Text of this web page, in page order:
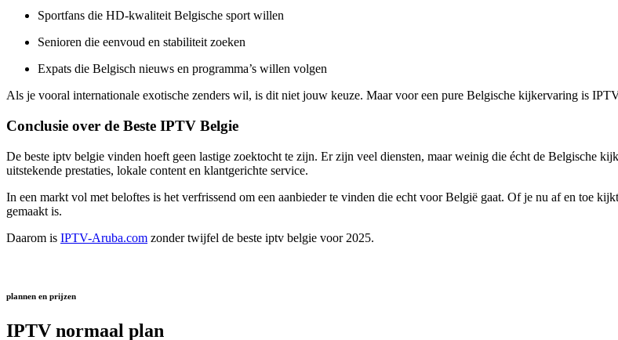
Sportfans die HD-kwaliteit Belgische sport willen
Senioren die eenvoud en stabiliteit zoeken
Expats die Belgisch nieuws en programma’s willen volgen
Als je vooral internationale exotische zenders wil, is dit niet jouw keuze. Maar voor een pure Belgische kijkervaring is
Conclusie over de Beste IPTV Belgie
De beste iptv belgie vinden hoeft geen lastige zoektocht te zijn. Er zijn veel diensten, maar weinig die écht de Belgische
uitstekende prestaties, lokale content en klantgerichte service.
In een markt vol met beloftes is het verfrissend om een aanbieder te vinden die echt voor België gaat. Of je nu af en toe
gemaakt is.
Daarom is IPTV-Aruba.com zonder twijfel de beste iptv belgie voor 2025.
plannen en prijzen
IPTV normaal plan